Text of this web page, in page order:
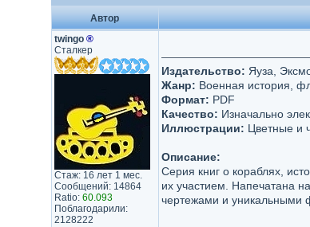
Автор
twingo ®
Сталкер
Стаж: 16 лет 1 мес.
Сообщений: 14864
Ratio: 60.093
Поблагодарили:
2128222
Издательство: Яуза,
Жанр: Военная история,
Формат: PDF
Качество: Изначально
Иллюстрации: Цветные и
Описание:
Серия книг о кораблях,
их участием. Напечатана
чертежами и уникальными